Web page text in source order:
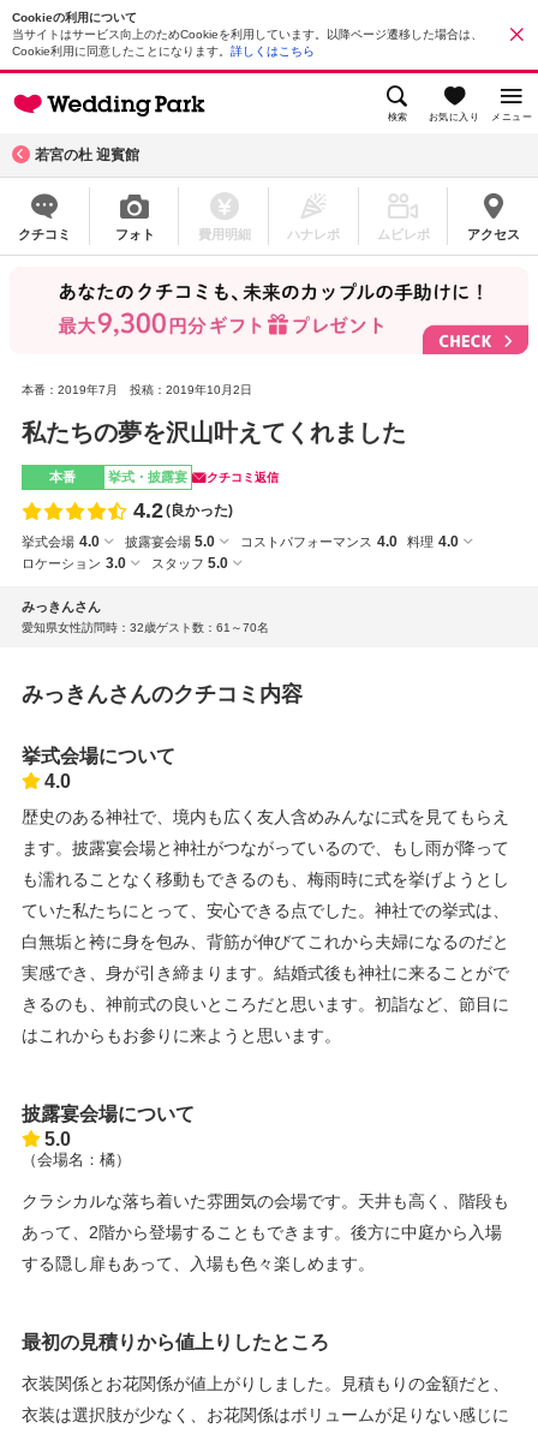
Cookieの利用について
当サイトはサービス向上のためCookieを利用しています。以降ページ遷移した場合は、
Cookie利用に同意したことになります。 詳しくはこちら
検索 お気に入り メニュー
若宮の杜 迎賓館
クチコミ フォト 費用明細 ハナレポ ムビレポ アクセス
本番：2019年7月 投稿：2019年10月2日
私たちの夢を沢山叶えてくれました
本番 挙式・披露宴 クチコミ返信
4.2(良かった)
挙式会場 4.0 披露宴会場 5.0 コストパフォーマンス 4.0 料理 4.0
ロケーション 3.0 スタッフ 5.0
みっきんさん
愛知県女性訪問時：32歳ゲスト数：61～70名
みっきんさんのクチコミ内容
挙式会場について
4.0
歴史のある神社で、境内も広く友人含めみんなに式を見てもらえ
ます。披露宴会場と神社がつながっているので、もし雨が降って
も濡れることなく移動もできるのも、梅雨時に式を挙げようとし
ていた私たちにとって、安心できる点でした。神社での挙式は、
白無垢と袴に身を包み、背筋が伸びてこれから夫婦になるのだと
実感でき、身が引き締まります。結婚式後も神社に来ることがで
きるのも、神前式の良いところだと思います。初詣など、節目に
はこれからもお参りに来ようと思います。
披露宴会場について
5.0
（会場名：橘）
クラシカルな落ち着いた雰囲気の会場です。天井も高く、階段も
あって、2階から登場することもできます。後方に中庭から入場
する隠し扉もあって、入場も色々楽しめます。
最初の見積りから値上りしたところ
衣装関係とお花関係が値上がりしました。見積もりの金額だと、
衣装は選択肢が少なく、お花関係はボリュームが足りない感じに